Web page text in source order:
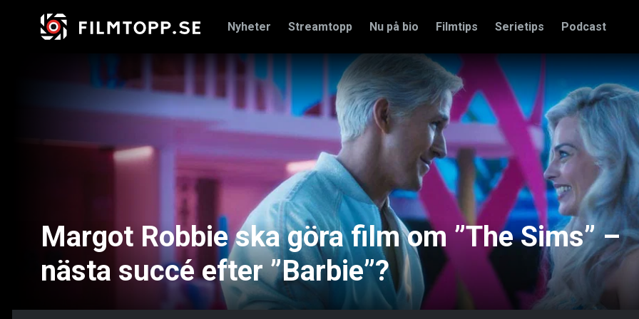
Nyheter Streamtopp Nu på bio Filmtips Serietips Podcast
Margot Robbie ska göra film om ”The Sims” –
nästa succé efter ”Barbie”?